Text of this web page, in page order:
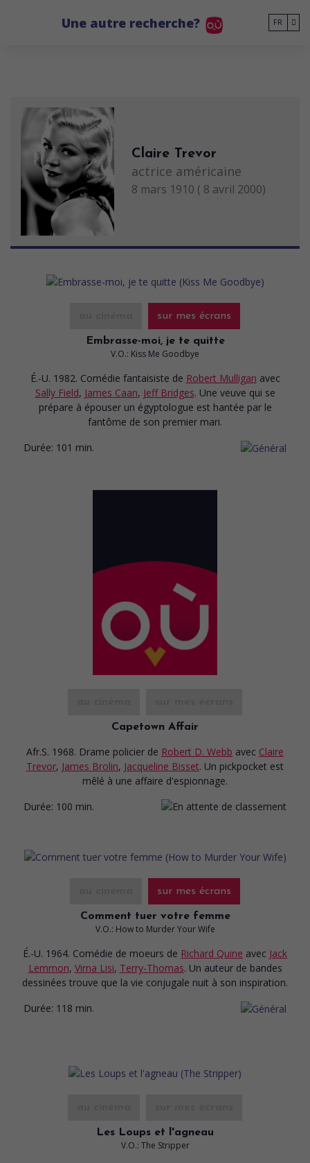
Une autre recherche? FR
Claire Trevor
actrice américaine
8 mars 1910 ( 8 avril 2000)
sur mes écrans
Embrasse-moi, je te quitte
V.O.: Kiss Me Goodbye
É.-U. 1982. Comédie fantaisiste de Robert Mulligan avec
Sally Field, James Caan, Jeff Bridges. Une veuve qui se
prépare à épouser un égyptologue est hantée par le
fantôme de son premier mari.
Durée: 101 min.
Capetown Affair
Afr.S. 1968. Drame policier de Robert D. Webb avec Claire
Trevor, James Brolin, Jacqueline Bisset. Un pickpocket est
mêlé à une affaire d'espionnage.
Durée: 100 min.
sur mes écrans
Comment tuer votre femme
V.O.: How to Murder Your Wife
É.-U. 1964. Comédie de moeurs de Richard Quine avec Jack
Lemmon, Virna Lisi, Terry-Thomas. Un auteur de bandes
dessinées trouve que la vie conjugale nuit à son inspiration.
Durée: 118 min.
Les Loups et l'agneau
V.O.: The Stripper